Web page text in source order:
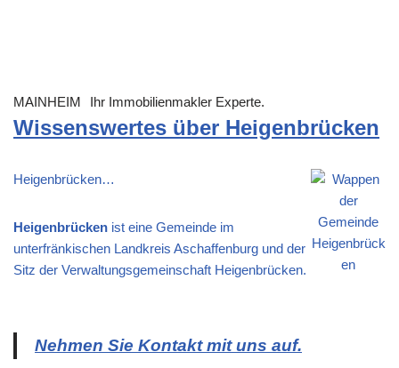
MAINHEIM Ihr Immobilienmakler Experte.
Wissenswertes über Heigenbrücken
Heigenbrücken…
Heigenbrücken ist eine Gemeinde im
unterfränkischen Landkreis Aschaffenburg und der
Sitz der Verwaltungsgemeinschaft Heigenbrücken.
Nehmen Sie Kontakt mit uns auf.